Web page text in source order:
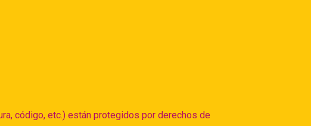
código, etc.) están protegidos por derechos de